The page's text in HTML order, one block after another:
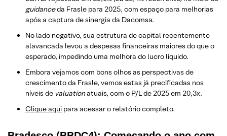
guidanceda Frasle para 2025, com espaço para melhorias
após a captura de sinergia da Dacomsa.
No lado negativo, sua estrutura de capital recentemente
alavancada levou a despesas financeiras maiores do que o
esperado, impedindo uma melhora do lucro líquido.
Embora vejamos com bons olhos as perspectivas de
crescimento da Frasle, vemos estas já precificadas nos
níveis de valuationatuais, com o P/L de 2025 em 20,3x.
​Clique aqui para acessar o relatório completo.